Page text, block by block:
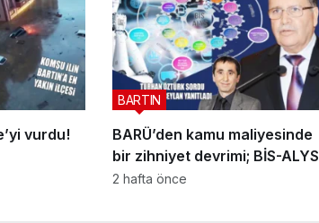
vurdu!
BARÜ’den kamu maliyesinde
bir zihniyet devrimi; BİS-ALYS
BARTIN
2 hafta önce